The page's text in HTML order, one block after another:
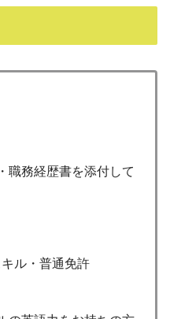
職務経歴書を添付して
ル・普通免許